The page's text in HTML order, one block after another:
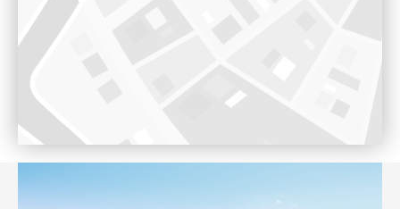
Immeuble Le Sefcotel, 73320 Tignes
Notre bureau de Tignes Val Claret est ouvert seulement
l'hiver tous les jours de 8h30h à 18h30 jusqu'au vendredi 23
Voir sur Google Maps